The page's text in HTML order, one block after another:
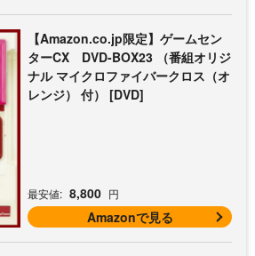
【Amazon.co.jp限定】ゲームセン
ターCX DVD-BOX23 （番組オリジ
ナル マイクロファイバークロス（オ
レンジ） 付） [DVD]
最安値: 8,800 円
Amazonで見る